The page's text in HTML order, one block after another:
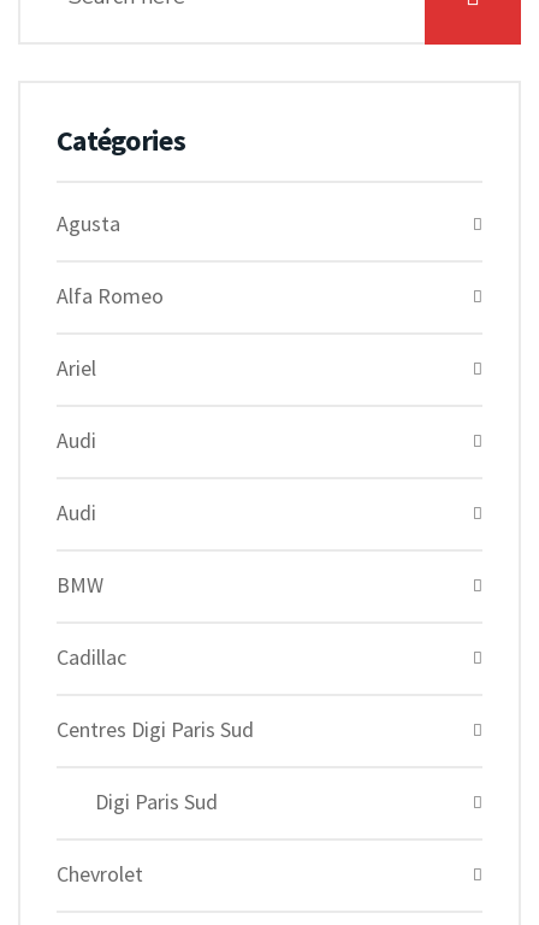
Catégories
Agusta
Alfa Romeo
Ariel
Audi
Audi
BMW
Cadillac
Centres Digi Paris Sud
Digi Paris Sud
Chevrolet